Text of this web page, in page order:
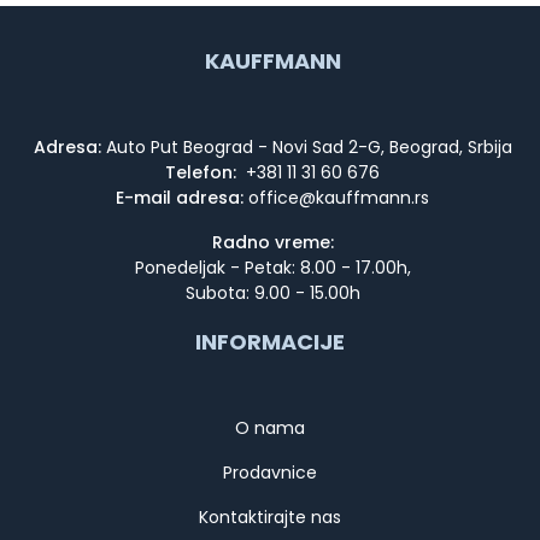
KAUFFMANN
Adresa:Auto Put Beograd - Novi Sad 2-G, Beograd, Srbija
Telefon: +381 11 31 60 676
E-mail adresa:
Radno vreme:
Ponedeljak - Petak: 8.00 - 17.00h,
Subota: 9.00 - 15.00h
INFORMACIJE
O nama
Prodavnice
Kontaktirajte nas